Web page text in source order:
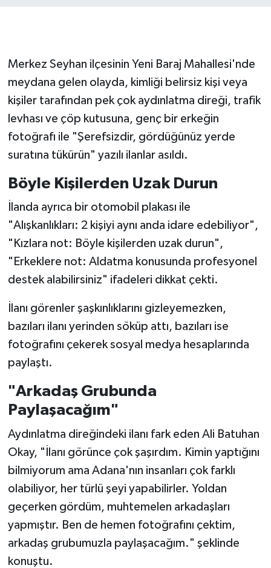
Merkez Seyhan ilçesinin Yeni Baraj Mahallesi'nde
meydana gelen olayda, kimliği belirsiz kişi veya
kişiler tarafından pek çok aydınlatma direği, trafik
levhası ve çöp kutusuna, genç bir erkeğin
fotoğrafı ile "Şerefsizdir, gördüğünüz yerde
suratına tükürün" yazılı ilanlar asıldı.
Böyle Kişilerden Uzak Durun
İlanda ayrıca bir otomobil plakası ile
"Alışkanlıkları: 2 kişiyi aynı anda idare edebiliyor",
"Kızlara not: Böyle kişilerden uzak durun",
"Erkeklere not: Aldatma konusunda profesyonel
destek alabilirsiniz" ifadeleri dikkat çekti.
İlanı görenler şaşkınlıklarını gizleyemezken,
bazıları ilanı yerinden söküp attı, bazıları ise
fotoğrafını çekerek sosyal medya hesaplarında
paylaştı.
"Arkadaş Grubunda
Paylaşacağım"
Aydınlatma direğindeki ilanı fark eden Ali Batuhan
Okay, "İlanı görünce çok şaşırdım. Kimin yaptığını
bilmiyorum ama Adana'nın insanları çok farklı
olabiliyor, her türlü şeyi yapabilirler. Yoldan
geçerken gördüm, muhtemelen arkadaşları
yapmıştır. Ben de hemen fotoğrafını çektim,
arkadaş grubumuzla paylaşacağım." şeklinde
konuştu.